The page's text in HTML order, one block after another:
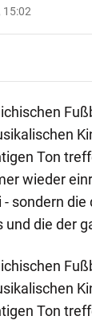
15:02
Ton
wieder
- sondern
die der
Ton